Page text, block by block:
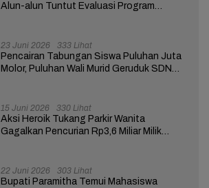
Alun-alun Tuntut Evaluasi Program
23 Juni 2026 333 Lihat
Pencairan Tabungan Siswa Puluhan Juta
Molor, Puluhan Wali Murid Geruduk SDN
15 Juni 2026 330 Lihat
Aksi Heroik Tukang Parkir Wanita
Gagalkan Pencurian Rp3,6 Miliar Milik
22 Juni 2026 303 Lihat
Bupati Paramitha Temui Mahasiswa